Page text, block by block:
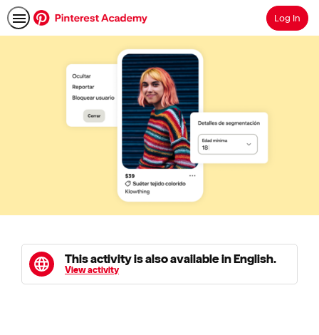
SearchLog In
This activity is also available in English.
View activity